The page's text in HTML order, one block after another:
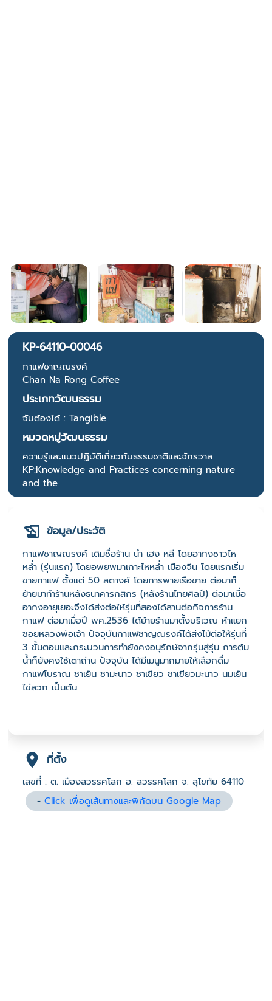
KP-64110-00046
กาแฟชาญณรงค์
Chan Na Rong Coffee
ประเภทวัฒนธรรม
จับต้องได้ : Tangible.
หมวดหมู่วัฒนธรรม
ความรู้และแนวปฏิบัติเกี่ยวกับธรรมชาติและจักรวาล
KP:Knowledge and Practices concerning nature
and the
ข้อมูล/ประวัติ
กาแฟชาญณรงค์ เดิมชื่อร้าน นำ เฮง หลี โดยอากงชาวไห
หล่ำ (รุ่นแรก) โดยอพยพมาเกาะไหหล่ำ เมืองจีน โดยแรกเริ่ม
ขายกาแฟ ตั้งแต่ 50 สตางค์ โดยการพายเรือขาย ต่อมาก็
ย้ายมาทำร้านหลังธนาคารกสิกร (หลังร้านไทยศิลป์) ต่อมาเมื่อ
อากงอายุเยอะจึงได้ส่งต่อให้รุ่นที่สองได้สานต่อกิจการร้าน
กาแฟ ต่อมาเมื่อปี พศ.2536 ได้ย้ายร้านมาตั้งบริเวณ ห้าแยก
ซอยหลวงพ่อเจ้า ปัจจุบันกาแฟชาญณรงค์ได้ส่งไม้ต่อให้รุ่นที่
3 ขั้นตอนและกระบวนการทำยังคงอนุรักษ์จากรุ่นสู่รุ่น การต้ม
น้ำก็ยังคงใช้เตาถ่าน ปัจจุบัน ได้มีเมนูมากมายให้เลือกดื่ม
กาแฟโบราณ ชาเย็น ชามะนาว ชาเขียว ชาเขียวมะนาว นมเย็น
ไข่ลวก เป็นต้น
ที่ตั้ง
เลขที่ : ต. เมืองสวรรคโลก อ. สวรรคโลก จ. สุโขทัย 64110
-Click เพื่อดูเส้นทางและพิกัดบน Google Map